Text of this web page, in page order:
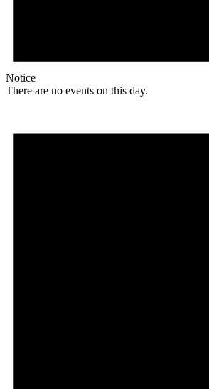
Notice
There are no events on this day.